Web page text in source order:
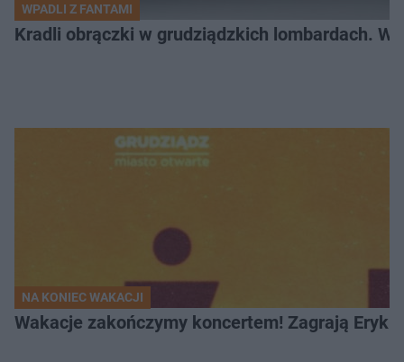
WPADLI Z FANTAMI
Kradli obrączki w grudziądzkich lombardach.
NA KONIEC WAKACJI
Wakacje zakończymy koncertem! Zagrają Eryk